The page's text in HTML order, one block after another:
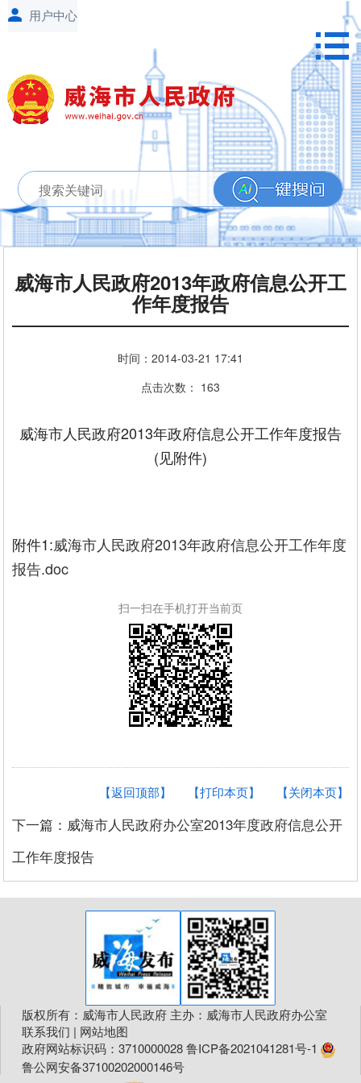
威海市人民政府2013年政府信息公开工
作年度报告
时间： 2014-03-21 17:41
点击次数： 163
威海市人民政府2013年政府信息公开工作年度报告
(见附件)
附件1:威海市人民政府2013年政府信息公开工作年度
报告.doc
扫一扫在手机打开当前页
【关闭本页】
【打印本页】
【返回顶部】
下一篇：威海市人民政府办公室2013年度政府信息公开
工作年度报告
版权所有：威海市人民政府 主办：威海市人民政府办公室
联系我们 | 网站地图
政府网站标识码：3710000028鲁ICP备2021041281号-1
鲁公网安备37100202000146号